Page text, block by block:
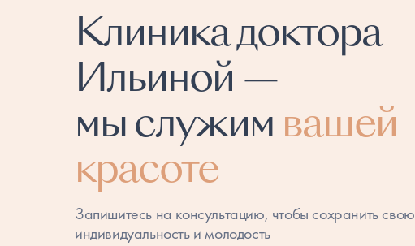
Клиника доктора
Ильиной —
мы служим вашей
красоте
Запишитесь на консультацию, чтобы сохранить свою
индивидуальность и молодость